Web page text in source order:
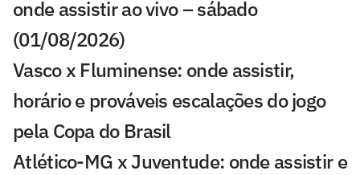
onde assistir ao vivo – sábado
(01/08/2026)
Vasco x Fluminense: onde assistir,
horário e prováveis escalações do jogo
pela Copa do Brasil
Atlético-MG x Juventude: onde assistir e